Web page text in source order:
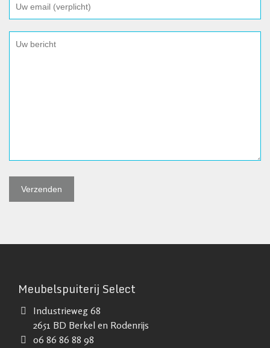
Meubelspuiterij Select
Industrieweg 68
2651 BD Berkel en Rodenrijs
06 86 86 88 98